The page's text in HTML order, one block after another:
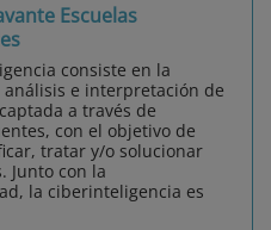
Escuelas
consiste en la
análisis e interpretación de
a través de
con el objetivo de
tratar y/o solucionar
Junto con la
la ciberinteligencia es